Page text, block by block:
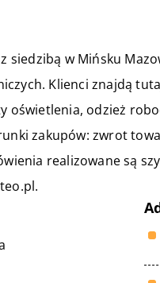
siedzibą w Mińsku
Klienci znajdą
oświetlenia, odzież
zakupów: zwrot
realizowane są
.